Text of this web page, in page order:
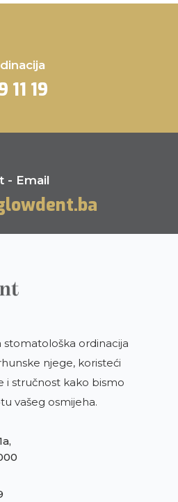
11 19
- Email
ordinacija
njege, koristeći
i stručnost kako bismo
vašeg osmijeha.